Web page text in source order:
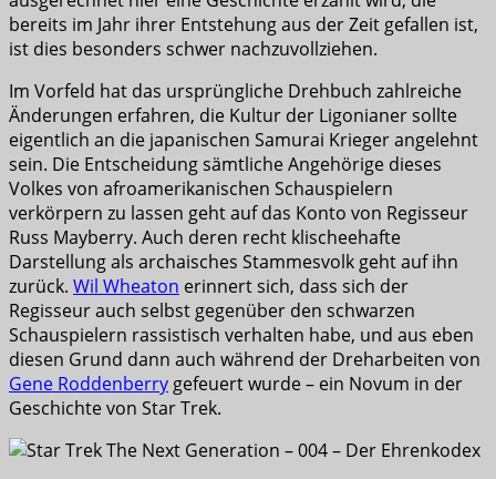
bereits im Jahr ihrer Entstehung aus der Zeit gefallen ist,
ist dies besonders schwer nachzuvollziehen.
Im Vorfeld hat das ursprüngliche Drehbuch zahlreiche
Änderungen erfahren, die Kultur der Ligonianer sollte
eigentlich an die japanischen Samurai Krieger angelehnt
sein. Die Entscheidung sämtliche Angehörige dieses
Volkes von afroamerikanischen Schauspielern
verkörpern zu lassen geht auf das Konto von Regisseur
Russ Mayberry. Auch deren recht klischeehafte
Darstellung als archaisches Stammesvolk geht auf ihn
zurück. Wil Wheaton erinnert sich, dass sich der
Regisseur auch selbst gegenüber den schwarzen
Schauspielern rassistisch verhalten habe, und aus eben
diesen Grund dann auch während der Dreharbeiten von
Gene Roddenberry gefeuert wurde – ein Novum in der
Geschichte von Star Trek.